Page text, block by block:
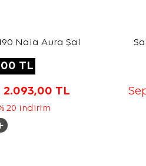
Naia Aura Şal
TL
2.093,00 TL
20 indirim